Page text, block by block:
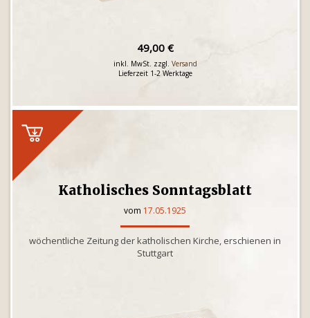
49,00 €
inkl. MwSt. zzgl. Versand
Lieferzeit 1-2 Werktage
Katholisches Sonntagsblatt
vom 17.05.1925
wöchentliche Zeitung der katholischen Kirche, erschienen in
Stuttgart